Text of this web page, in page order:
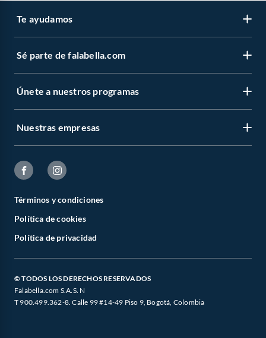
Te ayudamos
Sé parte de falabella.com
Únete a nuestros programas
Nuestras empresas
Términos y condiciones
Política de cookies
Política de privacidad
© TODOS LOS DERECHOS RESERVADOS
Falabella.com S.A.S. N
T 900.499.362-8. Calle 99 #14-49 Piso 9, Bogotá, Colombia